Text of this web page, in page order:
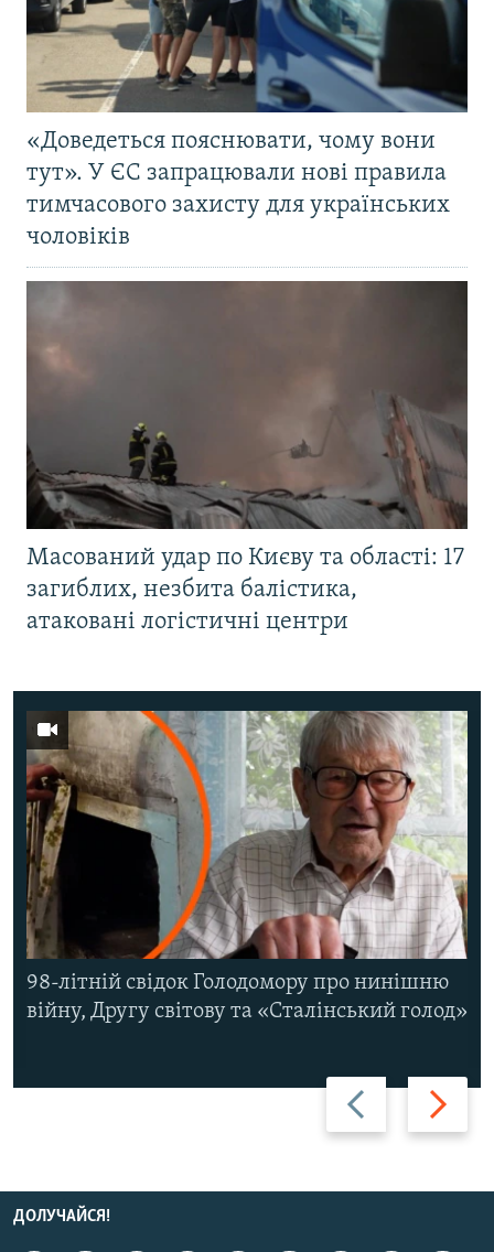
«Доведеться пояснювати, чому вони
тут». У ЄС запрацювали нові правила
тимчасового захисту для українських
чоловіків
Масований удар по Києву та області: 17
загиблих, незбита балістика,
атаковані логістичні центри
Назад Вперед
98-літній свідок Голодомору про нинішню
війну, Другу світову та «Сталінський голод»
ДОЛУЧАЙСЯ!